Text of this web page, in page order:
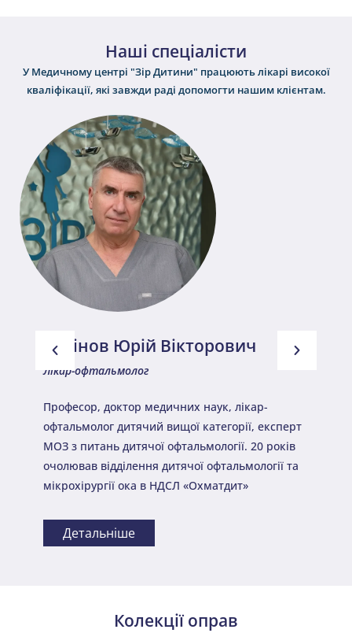
Наші спеціалісти
У Медичному центрі "Зір Дитини" працюють лікарі високої
кваліфікації, які завжди раді допомогти нашим клієнтам.
Барінов Юрій Вікторович
Лікар-офтальмолог
Професор, доктор медичних наук, лікар-
офтальмолог дитячий вищої категорії, експерт
МОЗ з питань дитячої офтальмології. 20 років
очолював відділення дитячої офтальмології та
мікрохірургії ока в НДСЛ «Охматдит»
Детальніше
Колекції оправ